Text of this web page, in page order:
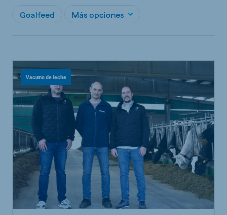
Goalfeed Más opciones
Vacuno de leche